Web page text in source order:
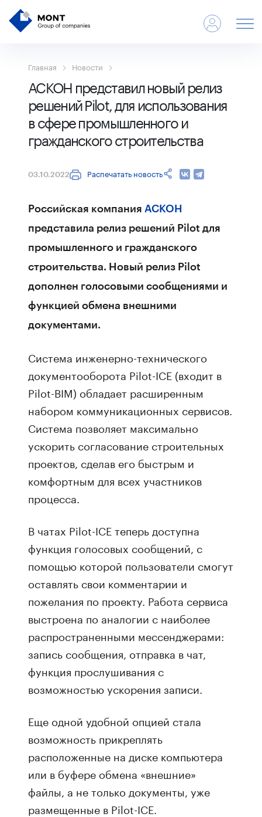
Главная Новости
АСКОН представил новый релиз
решений Pilot, для использования
в сфере промышленного и
гражданского строительства
03.10.2022 Распечатать новость
Российская компания АСКОН
представила релиз решений Pilot для
промышленного и гражданского
строительства. Новый релиз Pilot
дополнен голосовыми сообщениями и
функцией обмена внешними
документами.
Система инженерно-технического
документооборота Pilot-ICE (входит в
Pilot-BIM) обладает расширенным
набором коммуникационных сервисов.
Система позволяет максимально
ускорить согласование строительных
проектов, сделав его быстрым и
комфортным для всех участников
процесса.
В чатах Pilot-ICE теперь доступна
функция голосовых сообщений, с
помощью которой пользователи смогут
оставлять свои комментарии и
пожелания по проекту. Работа сервиса
выстроена по аналогии с наиболее
распространенными мессенджерами:
запись сообщения, отправка в чат,
функция прослушивания с
возможностью ускорения записи.
Еще одной удобной опцией стала
возможность прикреплять
расположенные на диске компьютера
или в буфере обмена «внешние»
файлы, а не только документы, уже
размещенные в Pilot-ICE.